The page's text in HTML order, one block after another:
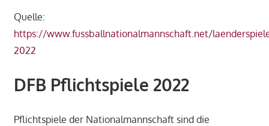
Quelle:
https://www.fussballnationalmannschaft.net/
2022
DFB Pflichtspiele 2022
Pflichtspiele der Nationalmannschaft sind die